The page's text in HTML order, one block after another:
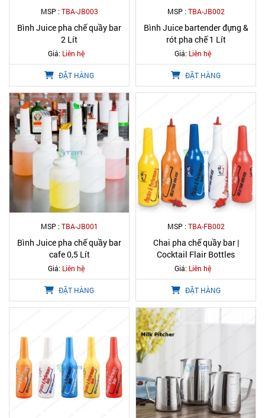
MSP :TBA-JB003
Bình Juice pha chế quầy bar
2 Lít
Giá: Liên hệ
ĐẶT HÀNG
MSP :TBA-JB002
Bình Juice bartender đựng &
rót pha chế 1 Lít
Giá: Liên hệ
ĐẶT HÀNG
MSP :TBA-JB001
Bình Juice pha chế quầy bar
cafe 0,5 Lít
Giá: Liên hệ
ĐẶT HÀNG
MSP :TBA-FB002
Chai pha chế quầy bar |
Cocktail Flair Bottles
Giá: Liên hệ
ĐẶT HÀNG